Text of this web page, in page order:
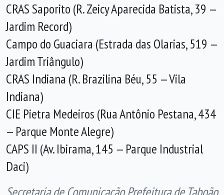
CRAS Saporito (R. Zeicy Aparecida Batista, 39 —
Jardim Record)
Campo do Guaciara (Estrada das Olarias, 519 —
Jardim Triângulo)
CRAS Indiana (R. Brazilina Béu, 55 — Vila
Indiana)
CIE Pietra Medeiros (Rua Antônio Pestana, 434
— Parque Monte Alegre)
CAPS II (Av. Ibirama, 145 — Parque Industrial
Daci)